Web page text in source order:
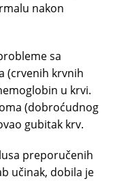
nakon
sa
(crvenih krvnih
u krvi.
(dobroćudnog
gubitak krv.
preporučenih
učinak, dobila je